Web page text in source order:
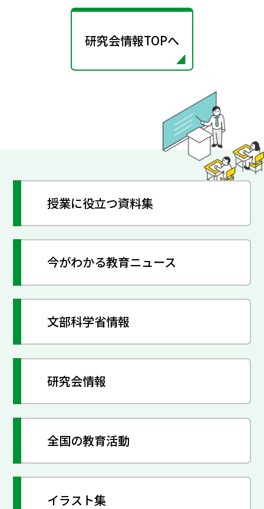
研究会情報TOPへ
授業に役立つ資料集
今がわかる教育ニュース
文部科学省情報
研究会情報
全国の教育活動
イラスト集